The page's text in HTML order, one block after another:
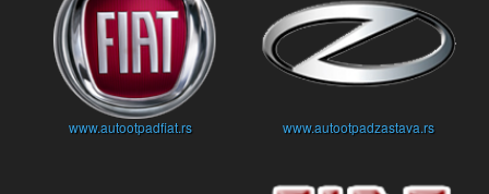
www.autootpadfiat.rs www.autootpadzastava.rs